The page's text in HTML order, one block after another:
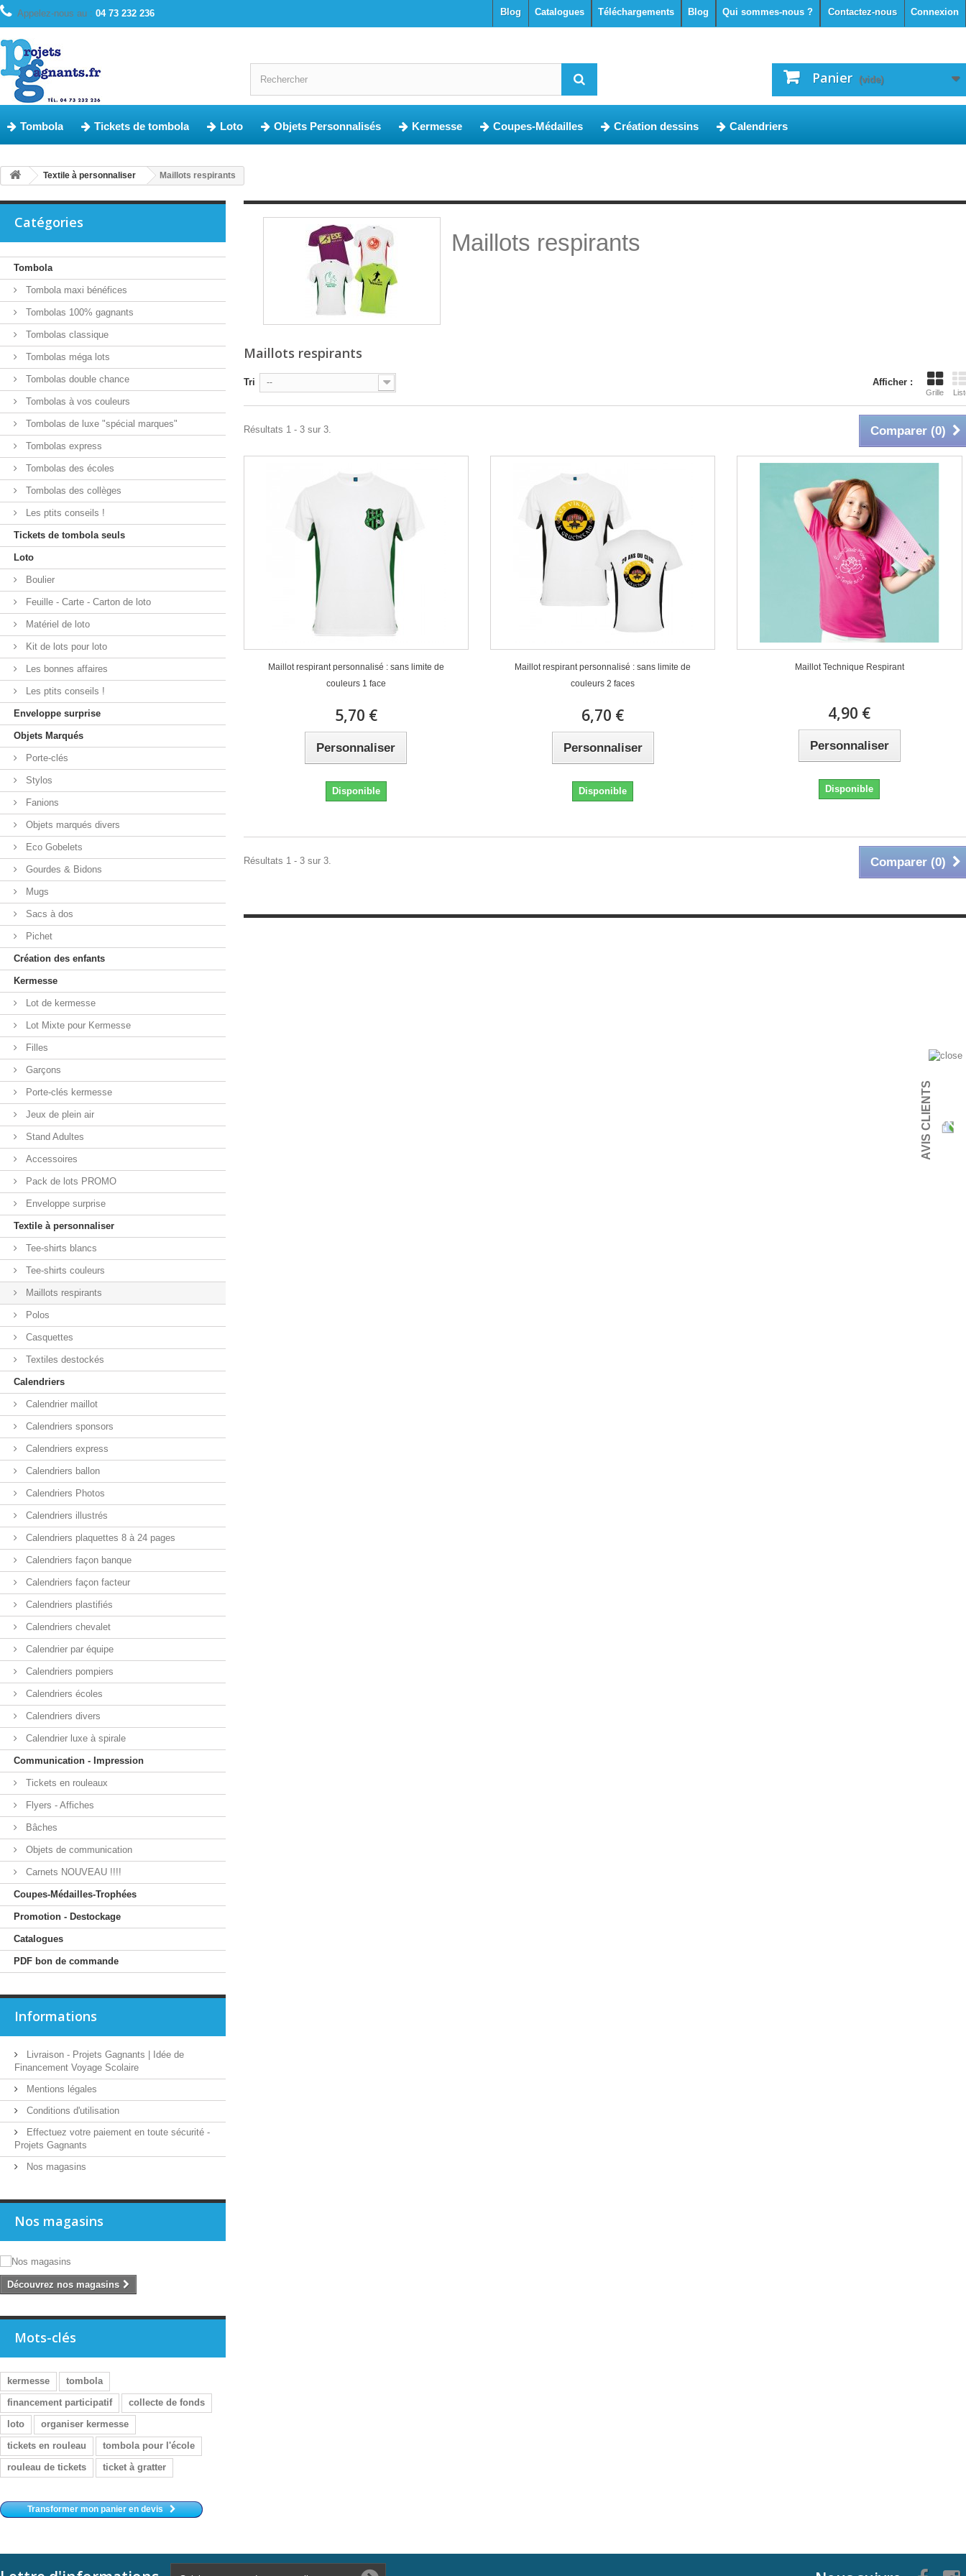
Connexion
Contactez-nous
Appelez-nous au : 04 73 232 236 Qui sommes-nous ?
Blog
Téléchargements
Catalogues
blog
Panier (vide)
Tombola Tickets de tombola Loto Objets Personnalisés Kermesse Coupes-Médailles Création dessins Calendriers
Textile à personnaliser Maillots respirants
Catégories
Tombola
Tombola maxi bénéfices
Tombolas 100% gagnants
Tombolas classique
Tombolas méga lots
Tombolas double chance
Tombolas à vos couleurs
Tombolas de luxe "spécial marques"
Tombolas express
Tombolas des écoles
Tombolas des collèges
Les ptits conseils !
Tickets de tombola seuls
Loto
Boulier
Feuille - Carte - Carton de loto
Matériel de loto
Kit de lots pour loto
Les bonnes affaires
Les ptits conseils !
Enveloppe surprise
Objets Marqués
Porte-clés
Stylos
Fanions
Objets marqués divers
Eco Gobelets
Gourdes & Bidons
Mugs
Sacs à dos
Pichet
Création des enfants
Kermesse
Lot de kermesse
Lot Mixte pour Kermesse
Filles
Garçons
Porte-clés kermesse
Jeux de plein air
Stand Adultes
Accessoires
Pack de lots PROMO
Enveloppe surprise
Textile à personnaliser
Tee-shirts blancs
Tee-shirts couleurs
Maillots respirants
Polos
Casquettes
Textiles destockés
Calendriers
Calendrier maillot
Calendriers sponsors
Calendriers express
Calendriers ballon
Calendriers Photos
Calendriers illustrés
Calendriers plaquettes 8 à 24 pages
Calendriers façon banque
Calendriers façon facteur
Calendriers plastifiés
Calendriers chevalet
Calendrier par équipe
Calendriers pompiers
Calendriers écoles
Calendriers divers
Calendrier luxe à spirale
Communication - Impression
Tickets en rouleaux
Flyers - Affiches
Bâches
Objets de communication
Carnets NOUVEAU !!!!
Coupes-Médailles-Trophées
Promotion - Destockage
Catalogues
PDF bon de commande
Informations
Livraison - Projets Gagnants | Idée de
Financement Voyage Scolaire
Mentions légales
Conditions d'utilisation
Effectuez votre paiement en toute sécurité -
Projets Gagnants
Nos magasins
Nos magasins
Découvrez nos magasins
Mots-clés
kermesse
tombola
financement participatif
collecte de fonds
loto
organiser kermesse
tickets en rouleau
tombola pour l'école
rouleau de tickets
ticket à gratter
Transformer mon panier en devis
Maillots respirants
Maillots respirants
Afficher :
Grille
Tri --
Comparer (0)
Résultats 1 - 3 sur 3.
Maillot respirant personnalisé : sans limite de
couleurs 1 face
5,70 €
Personnaliser
Disponible
Maillot respirant personnalisé : sans limite de
couleurs 2 faces
6,70 €
Personnaliser
Disponible
Maillot Technique Respirant
4,90 €
Personnaliser
Disponible
Comparer (0)
Résultats 1 - 3 sur 3.
AVIS CLIENTS